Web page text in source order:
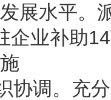
展水平。
企业补助
调。充分